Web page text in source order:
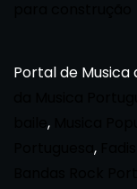
Portal de Musica
,
,